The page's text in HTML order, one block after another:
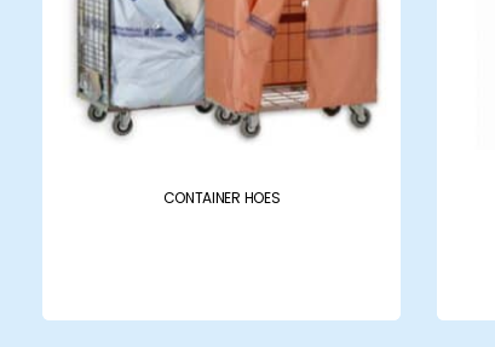
CONTAINER HOES
Ziekenhuizen
Productcatalogus